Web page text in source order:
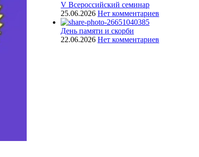
V Всероссийский семинар
25.06.2026 Нет комментариев
День памяти и скорби
22.06.2026 Нет комментариев